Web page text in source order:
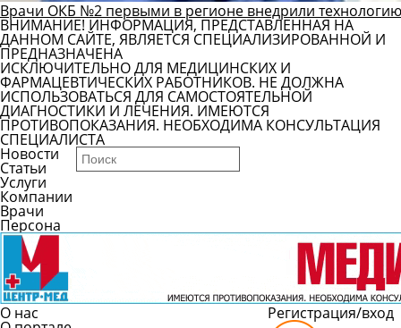
Врачи ОКБ №2 первыми в регионе внедрили
ВНИМАНИЕ! ИНФОРМАЦИЯ, ПРЕДСТАВЛЕННАЯ НА
ДАННОМ САЙТЕ, ЯВЛЯЕТСЯ СПЕЦИАЛИЗИРОВАННОЙ И
ПРЕДНАЗНАЧЕНА
ИСКЛЮЧИТЕЛЬНО ДЛЯ МЕДИЦИНСКИХ И
ФАРМАЦЕВТИЧЕСКИХ РАБОТНИКОВ. НЕ ДОЛЖНА
ИСПОЛЬЗОВАТЬСЯ ДЛЯ САМОСТОЯТЕЛЬНОЙ
ДИАГНОСТИКИ И ЛЕЧЕНИЯ. ИМЕЮТСЯ
ПРОТИВОПОКАЗАНИЯ. НЕОБХОДИМА КОНСУЛЬТАЦИЯ
СПЕЦИАЛИСТА
Новости
Статьи
Услуги
Компании
Врачи
Персона
О нас Регистрация/вход